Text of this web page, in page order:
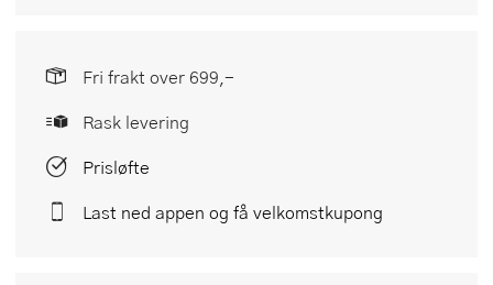
Fri frakt over 699,-
Rask levering
Prisløfte
Last ned appen og få velkomstkupong